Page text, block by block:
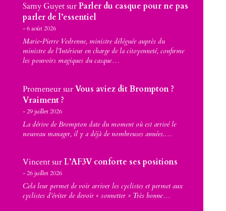
Samy GuyetsurParler du casque pour ne pas
parler de l’essentiel
6 août 2026
Marie-Pierre Vedrenne, ministre déléguée auprès du
ministre de l’Intérieur en charge de la citoyenneté, confirme
les pouvoirs magiques du casque…
PromeneursurVous aviez dit Brompton ?
Vraiment ?
29 juillet 2026
La dérive de Brompton date du moment où est arrivé le
nouveau manager, il y a déjà de nombreuses années.…
VincentsurL’AF3V conforte ses positions
26 juillet 2026
Cela leur permet de voir arriver les cyclistes et permet aux
cyclistes d’éviter de devoir « sonnetter » Très bonne…